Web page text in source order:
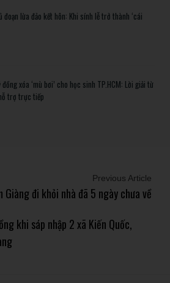
đoạn lừa đảo kết hôn: Khi sính lễ trở thành ‘cái
xóa ‘mù bơi’ cho học sinh TP.HCM: Lời giải từ
trợ trực tiếp
Previous Article
Giàng đi khỏi nhà đã 5 ngày chưa về
khi sáp nhập 2 xã Kiến Quốc,